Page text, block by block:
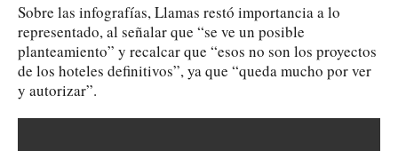
Sobre las infografías, Llamas restó importancia a lo
representado, al señalar que “se ve un posible
planteamiento” y recalcar que “esos no son los proyectos
de los hoteles definitivos”, ya que “queda mucho por ver
y autorizar”.